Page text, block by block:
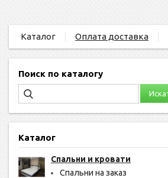
Каталог Оплата доставка
Поиск по каталогу
Каталог
Спальни и кровати
Спальни на заказ